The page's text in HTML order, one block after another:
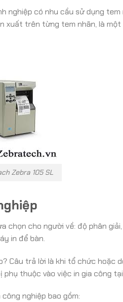
có nhu cầu sử dụng tem
xuất trên từng tem nhãn, là
Zebra 105 SL
chọn cho người về: độ phân
in để bàn.
Câu trả lời là khi tổ chức hoặc
thuộc vào việc in gia công
nghiệp bao gồm: